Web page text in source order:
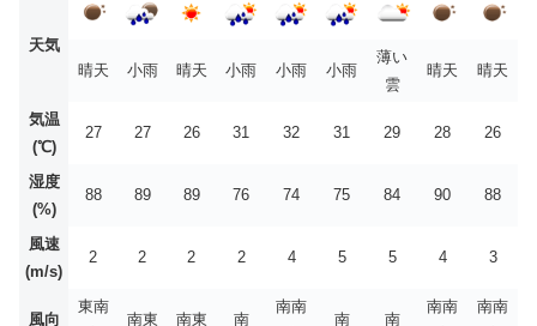
天気
晴天
小雨 晴天 小雨 小雨 小雨
薄い
雲
晴天 晴天
気温
(℃)
27 27 26 31 32 31 29 28 26
湿度
(%)
88 89 89 76 74 75 84 90 88
風速
(m/s)
2 2 2 2 4 5 5 4 3
風向
東南
南東 南東 南
南南
南 南
南南
南南